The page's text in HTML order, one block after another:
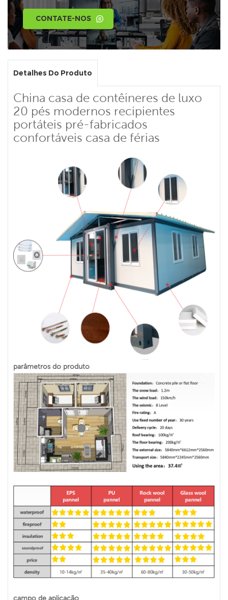
CONTATE-NOS
Detalhes Do Produto
China casa de contêineres de luxo
20 pés modernos recipientes
portáteis pré-fabricados
confortáveis casa de férias
parâmetros do produto
campo de aplicação